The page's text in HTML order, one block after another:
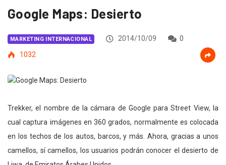
Google Maps: Desierto
MARKETING INTERNACIONAL 2014/10/09
0
1032
Trekker, el nombre de la cámara de Google para Street View, la
cual captura imágenes en 360 grados, normalmente es colocada
en los techos de los autos, barcos, y más. Ahora, gracias a unos
camellos, sí camellos, los usuarios podrán conocer el desierto de